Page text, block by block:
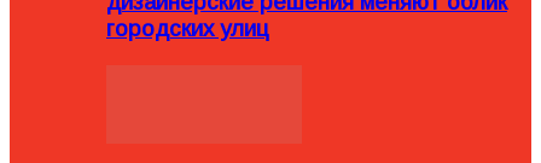
городских улиц